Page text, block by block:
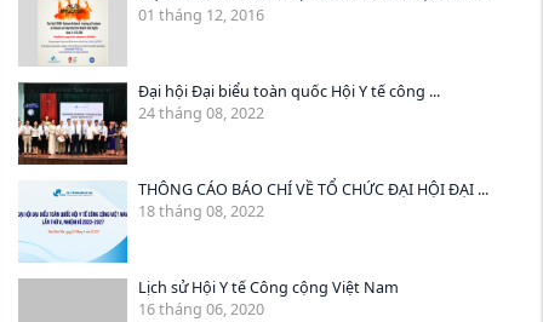
01 tháng 12, 2016
Đại hội Đại biểu toàn quốc Hội Y tế công ...
24 tháng 08, 2022
THÔNG CÁO BÁO CHÍ VỀ TỔ CHỨC ĐẠI HỘI ĐẠI ...
18 tháng 08, 2022
Lịch sử Hội Y tế Công cộng Việt Nam
16 tháng 06, 2020